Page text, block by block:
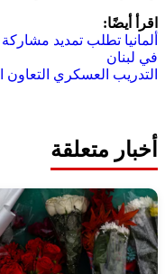
اقرأ أيضًا:
ألمانيا تطلب تمديد
في لبنان
التدريب العسكري
أخبار متعلقة